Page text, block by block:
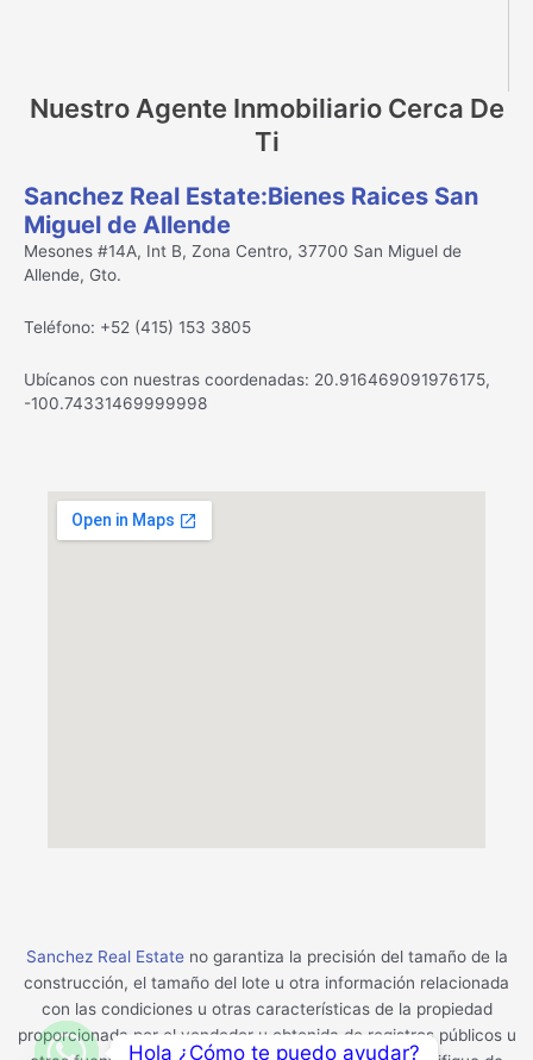
Nuestro Agente Inmobiliario Cerca De
Ti
Sanchez Real Estate:Bienes Raices San
Miguel de Allende
Mesones #14A, Int B, Zona Centro, 37700 San Miguel de
Allende, Gto.
Teléfono: +52 (415) 153 3805
Ubícanos con nuestras coordenadas: 20.916469091976175,
-100.74331469999998
Sanchez Real Estateno garantiza la precisión del tamaño de la
construcción, el tamaño del lote u otra información relacionada
con las condiciones u otras características de la propiedad
proporcionada por el vendedor u obtenida de registros públicos u
Hola ¿Cómo te puedo ayudar?